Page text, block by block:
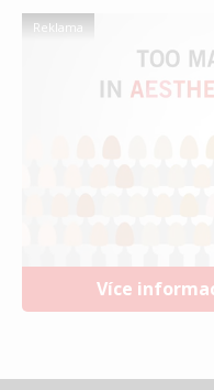
Více
Reklama